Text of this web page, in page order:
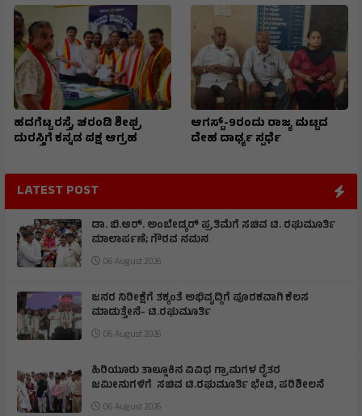
ಹದಗೆಟ್ಟ ರಸ್ತೆ, ಚರಂಡಿ ಶೀಘ್ರ
ದುರಸ್ತಿಗೆ ಕನ್ನಡ ಪಕ್ಷ ಆಗ್ರಹ
ಆಗಸ್ಟ್-9ರಂದು ರಾಜ್ಯ ಮಟ್ಟದ
ದೇಹ ದಾರ್ಢ್ಯ ಸ್ಪರ್ಧೆ
LATEST POST
ಡಾ. ಬಿ.ಆರ್. ಅಂಬೇಡ್ಕರ್ ಪ್ರತಿಮೆಗೆ ಸಚಿವ ಟಿ. ರಘುಮೂರ್ತಿ
ಮಾಲಾರ್ಪಣೆ; ಗೌರವ ನಮನ
06 August 2026
ಜನರ ನಿರೀಕ್ಷೆಗೆ ತಕ್ಕಂತೆ ಅಭಿವೃದ್ದಿಗೆ ಪೂರಕವಾಗಿ ಕೆಲಸ
ಮಾಡುತ್ತೇನೆ- ಟಿ.ರಘುಮೂರ್ತಿ
06 August 2026
ಹಿರಿಯೂರು ತಾಲ್ಲೂಕಿನ ವಿವಿಧ ಗ್ರಾಮಗಳ ರೈತರ
ಜಮೀನುಗಳಿಗೆ ಸಚಿವ ಟಿ.ರಘುಮೂರ್ತಿ ಭೇಟಿ, ಪರಿಶೀಲನೆ
06 August 2026